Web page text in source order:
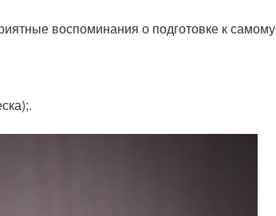
воспоминания о подготовке к